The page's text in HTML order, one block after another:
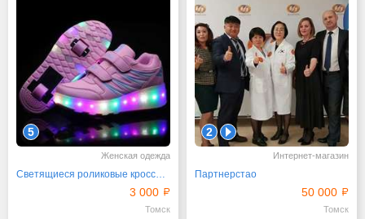
5
Женская одежда
Светящиеся роликовые кроссовки на двух колесах
3 000
Томск
2 1
Интернет-магазин
Партнерстао
50 000
Томск